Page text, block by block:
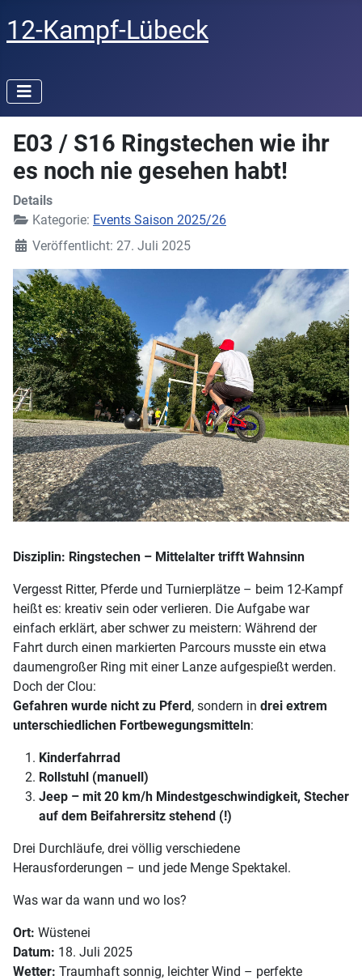
12-Kampf-Lübeck
E03 / S16 Ringstechen wie ihr
es noch nie gesehen habt!
Details
Kategorie: Events Saison 2025/26
Veröffentlicht: 27. Juli 2025
Disziplin: Ringstechen – Mittelalter trifft Wahnsinn
Vergesst Ritter, Pferde und Turnierplätze – beim 12-Kampf
heißt es: kreativ sein oder verlieren. Die Aufgabe war
einfach erklärt, aber schwer zu meistern: Während der
Fahrt durch einen markierten Parcours musste ein etwa
daumengroßer Ring mit einer Lanze aufgespießt werden.
Doch der Clou:
Gefahren wurde nicht zu Pferd, sondern in drei extrem
unterschiedlichen Fortbewegungsmitteln:
Kinderfahrrad
Rollstuhl (manuell)
Jeep – mit 20 km/h Mindestgeschwindigkeit, Stecher
auf dem Beifahrersitz stehend (!)
Drei Durchläufe, drei völlig verschiedene
Herausforderungen – und jede Menge Spektakel.
Was war da wann und wo los?
Ort: Wüstenei
Datum: 18. Juli 2025
Wetter: Traumhaft sonnig, leichter Wind – perfekte